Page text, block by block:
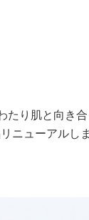
り肌と向き
ニューアルし